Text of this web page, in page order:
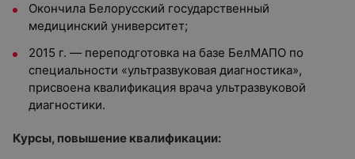
Окончила Белорусский государственный
медицинский университет;
2015 г. — переподготовка на базе БелМАПО по
специальности «ультразвуковая диагностика»,
присвоена квалификация врача ультразвуковой
диагностики.
Курсы, повышение квалификации: